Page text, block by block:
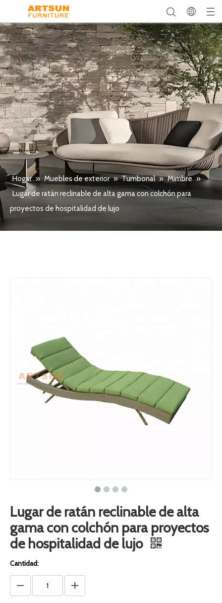
Hogar » Muebles de exterior » Tumbonal » Mimbre »
Lugar de ratán reclinable de alta gama con colchón para
proyectos de hospitalidad de lujo
Lugar de ratán reclinable de alta
gama con colchón para proyectos
de hospitalidad de lujo
Cantidad: